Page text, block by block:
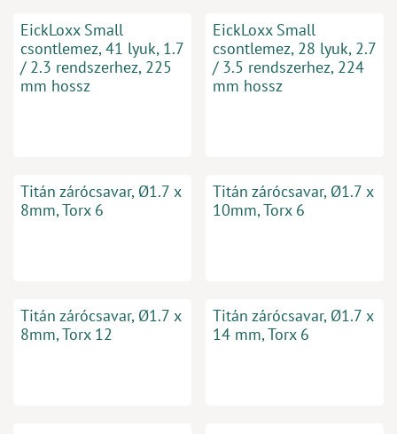
EickLoxx Small
csontlemez, 41 lyuk, 1.7
/ 2.3 rendszerhez, 225
mm hossz
EickLoxx Small
csontlemez, 28 lyuk, 2.7
/ 3.5 rendszerhez, 224
mm hossz
Titán zárócsavar, Ø1.7 x
8mm, Torx 6
Titán zárócsavar, Ø1.7 x
10mm, Torx 6
Titán zárócsavar, Ø1.7 x
8mm, Torx 12
Titán zárócsavar, Ø1.7 x
14 mm, Torx 6